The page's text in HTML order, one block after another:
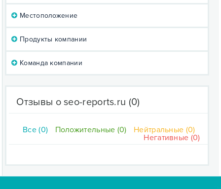
Местоположение
Продукты компании
Команда компании
Отзывы о seo-reports.ru (0)
Все (0) Положительные (0)
Нейтральные (0)
Негативные (0)